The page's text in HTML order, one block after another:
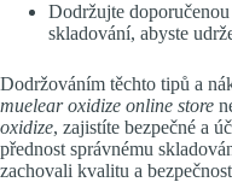
Dodržujte
skladování, abyste
Dodržováním těchto tipů a
muelear oxidize online store
oxidize, zajistíte bezpečné a
přednost správnému
zachovali kvalitu a